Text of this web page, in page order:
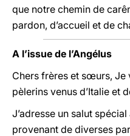
que notre chemin de
pardon, d’accueil et de
A l’issue de l’Angélus
Chers frères et sœurs, Je
pèlerins venus d’Italie et
J’adresse un salut
provenant de diverses